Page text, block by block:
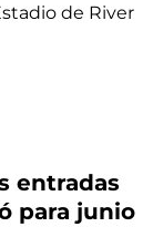
entradas
para junio